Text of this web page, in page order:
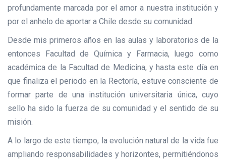
profundamente marcada por el amor a nuestra institución y
por el anhelo de aportar a Chile desde su comunidad.
Desde mis primeros años en las aulas y laboratorios de la
entonces Facultad de Química y Farmacia, luego como
académica de la Facultad de Medicina, y hasta este día en
que finaliza el periodo en la Rectoría, estuve consciente de
formar parte de una institución universitaria única, cuyo
sello ha sido la fuerza de su comunidad y el sentido de su
misión.
A lo largo de este tiempo, la evolución natural de la vida fue
ampliando responsabilidades y horizontes, permitiéndonos